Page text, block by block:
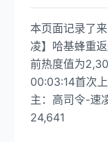
本页面记录了
凌】哈基蜂重
前热度值为
00:03:14首次
主：高司令-速
24,641